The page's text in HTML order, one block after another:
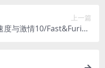
上一篇
与激情10/Fast&Furiou